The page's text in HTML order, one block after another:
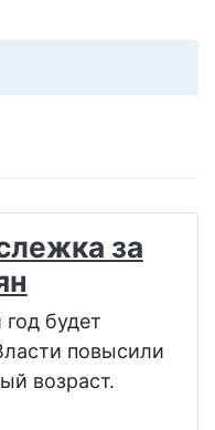
за
будет
повысили
возраст.